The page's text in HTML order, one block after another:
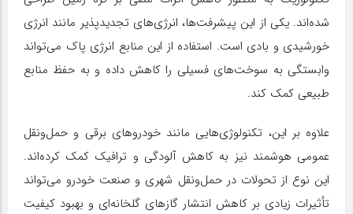
شده‌اند. یکی از این پیشرفت‌ها، انرژی‌های تجدیدپذیر مانند انرژی
خورشیدی و بادی است. استفاده از این منابع انرژی پاک می‌تواند
وابستگی به سوخت‌های فسیلی را کاهش داده و به حفظ منابع
طبیعی کمک کند.
علاوه بر این، تکنولوژی‌هایی مانند خودروهای برقی و حمل‌ونقل
عمومی هوشمند نیز به کاهش آلودگی و ترافیک کمک کرده‌اند.
این نوع از تحولات در حمل‌ونقل شهری و صنعت خودرو می‌تواند
تأثیرات زیادی بر کاهش انتشار گازهای گلخانه‌ای و بهبود کیفیت